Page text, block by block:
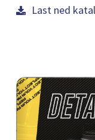
Last ned